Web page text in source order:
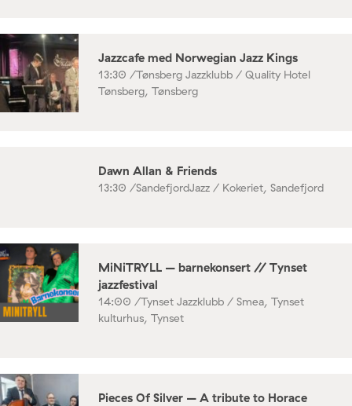
Jazzcafe med Norwegian Jazz Kings
13:30 /Tønsberg Jazzklubb / Quality Hotel
Tønsberg, Tønsberg
Dawn Allan & Friends
13:30 /SandefjordJazz / Kokeriet, Sandefjord
MiNiTRYLL – barnekonsert // Tynset
jazzfestival
14:00 /Tynset Jazzklubb / Smea, Tynset
kulturhus, Tynset
Pieces Of Silver – A tribute to Horace